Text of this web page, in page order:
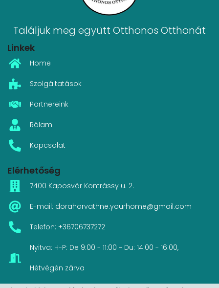
Találjuk meg együtt Otthonos Otthonát
Linkek
Home
Szolgáltatások
Partnereink
Rólam
Kapcsolat
Elérhetőség
7400 Kaposvár Kontrássy u. 2.
E-mail: dorahorvathne.yourhome@gmail.com
Telefon: +36706737272
Nyitva: H-P: De 9:00 - 11:00 ~ Du: 14:00 - 16:00,
Hétvégén zárva